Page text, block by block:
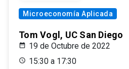
Microeconomía Aplicada
Tom Vogl, UC San Diego
19 de Octubre de 2022
15:30 a 17:30